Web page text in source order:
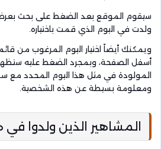
سيقوم الموقع بعد الضغط على بحث
ولدت في اليوم الذي قمت باختياره.
ويمكنك أيضاً اختيار اليوم المرغوب من
أسفل الصفحة، وبمجرد الضغط عليه
المولودة في مثل هذا اليوم المحدد مع
ومعلومة بسيطة عن هذه الشخصية.
المشاهير الذين ولدوا في